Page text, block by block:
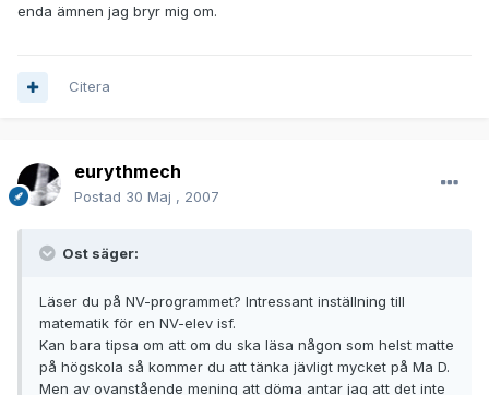
enda ämnen jag bryr mig om.
Citera
eurythmech
Postad 30 Maj , 2007
Ost säger:
Läser du på NV-programmet? Intressant inställning till
matematik för en NV-elev isf.
Kan bara tipsa om att om du ska läsa någon som helst matte
på högskola så kommer du att tänka jävligt mycket på Ma D.
Men av ovanstående mening att döma antar jag att det inte